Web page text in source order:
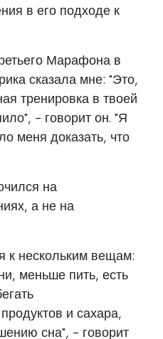
в его подходе к
Марафона в
сказала мне: "Это,
тренировка в твоей
- говорит он. "Я
меня доказать, что
на
а не на
к нескольким вещам:
меньше пить, есть
и сахара,
сна", - говорит